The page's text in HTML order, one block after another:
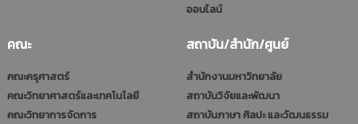
ออนไลน์
คณะ
คณะครุศาสตร์
คณะวิทยาศาสตร์และเทคโนโลยี
คณะวิทยาการจัดการ
สถาบัน/สำนัก/ศูนย์
สำนักงานมหาวิทยาลัย
สถาบันวิจัยและพัฒนา
สถาบันภาษา ศิลปะ และวัฒนธรรม